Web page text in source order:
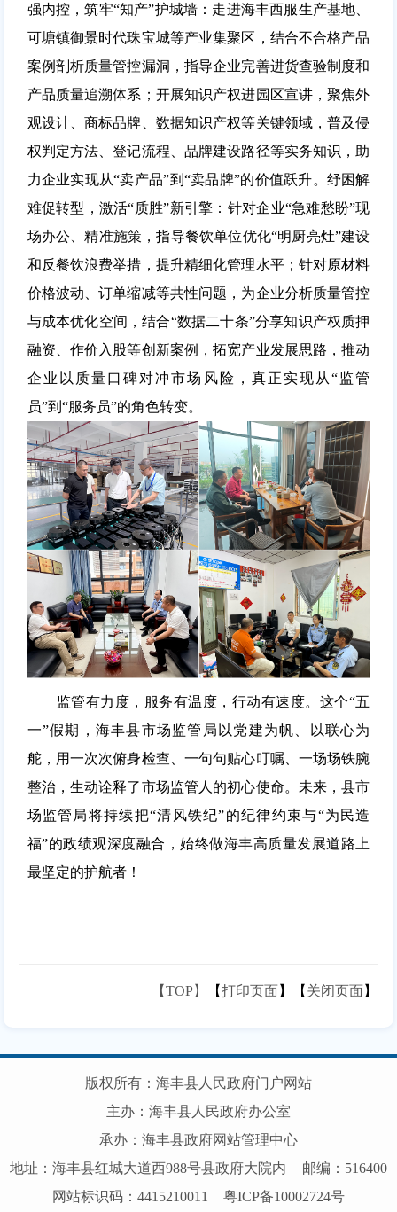
强内控，筑牢“知产”护城墙： 走进海丰西服生产基地、
可塘镇御景时代珠宝城等产业集聚区，结合不合格产品
案例剖析质量管控漏洞，指导企业完善进货查验制度和
产品质量追溯体系；开展知识产权进园区宣讲，聚焦外
观设计、商标品牌、数据知识产权等关键领域，普及侵
权判定方法、登记流程、品牌建设路径等实务知识，助
力企业实现从“卖产品”到“卖品牌”的价值跃升。 纾困解
难促转型，激活“质胜”新引擎： 针对企业“急难愁盼”现
场办公、精准施策，指导餐饮单位优化“明厨亮灶”建设
和反餐饮浪费举措，提升精细化管理水平；针对原材料
价格波动、订单缩减等共性问题，为企业分析质量管控
与成本优化空间，结合“数据二十条”分享知识产权质押
融资、作价入股等创新案例，拓宽产业发展思路，推动
企业以质量口碑对冲市场风险，真正实现从“监管
员”到“服务员”的角色转变。
监管有力度，服务有温度，行动有速度。这个“五
一”假期，海丰县市场监管局以党建为帆、以联心为
舵，用一次次俯身检查、一句句贴心叮嘱、一场场铁腕
整治，生动诠释了市场监管人的初心使命。未来，县市
场监管局将持续把“清风铁纪”的纪律约束与“为民造
福”的政绩观深度融合，始终做海丰高质量发展道路上
最坚定的护航者！
【TOP】 【打印页面】【 关闭页面】
版权所有：海丰县人民政府门户网站
主办：海丰县人民政府办公室
承办：海丰县政府网站管理中心
地址：海丰县红城大道西988号县政府大院内
邮编：516400
网站标识码：4415210011
粤ICP备10002724号